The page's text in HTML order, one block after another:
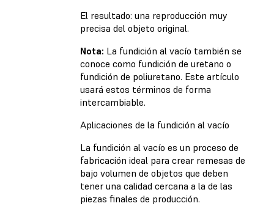
El resultado: una reproducción muy
precisa del objeto original.
Nota: La fundición al vacío también se
conoce como fundición de uretano o
fundición de poliuretano. Este artículo
usará estos términos de forma
intercambiable.
Aplicaciones de la fundición al vacío
La fundición al vacío es un proceso de
fabricación ideal para crear remesas de
bajo volumen de objetos que deben
tener una calidad cercana a la de las
piezas finales de producción.